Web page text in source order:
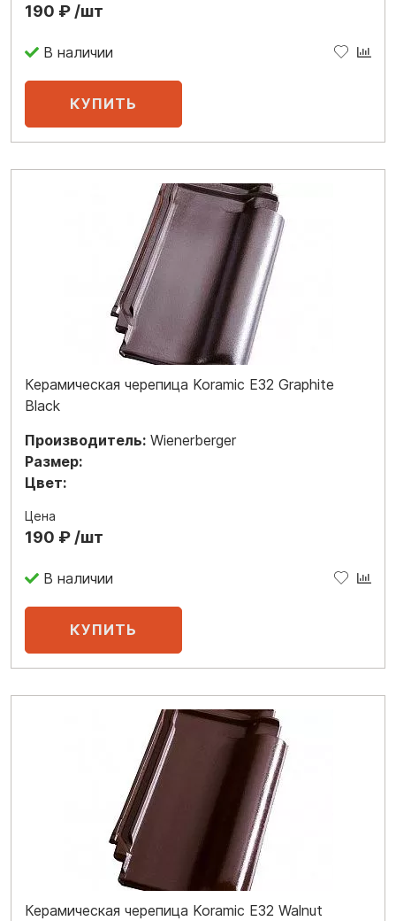
190 ₽ /шт
В наличии
Керамическая черепица Koramic E32 Graphite
Black
Производитель: Wienerberger
Размер:
Цвет:
Цена
190 ₽ /шт
В наличии
Керамическая черепица Koramic E32 Walnut